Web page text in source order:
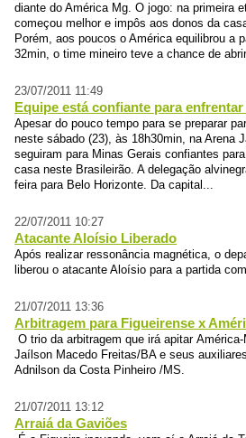
diante do América Mg. O jogo: na primeira
começou melhor e impôs aos donos da
Porém, aos poucos o América equilibrou a
32min, o time mineiro teve a chance de
23/07/2011 11:49
Equipe está confiante para
Apesar do pouco tempo para se preparar
neste sábado (23), às 18h30min, na Arena
seguiram para Minas Gerais confiantes
casa neste Brasileirão. A delegação
feira para Belo Horizonte. Da capital...
22/07/2011 10:27
Atacante Aloísio Liberado
Após realizar ressonância magnética, o
liberou o atacante Aloísio para a partida
21/07/2011 13:36
Arbitragem para Figueirense x
O trio da arbitragem que irá apitar
Jaílson Macedo Freitas/BA e seus
Adnilson da Costa Pinheiro /MS.
21/07/2011 13:12
Arraiá da Gaviões